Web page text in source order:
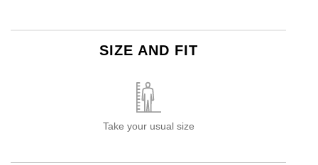
SIZE AND FIT
Take your usual size